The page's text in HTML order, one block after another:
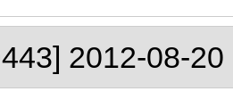
2012-08-20